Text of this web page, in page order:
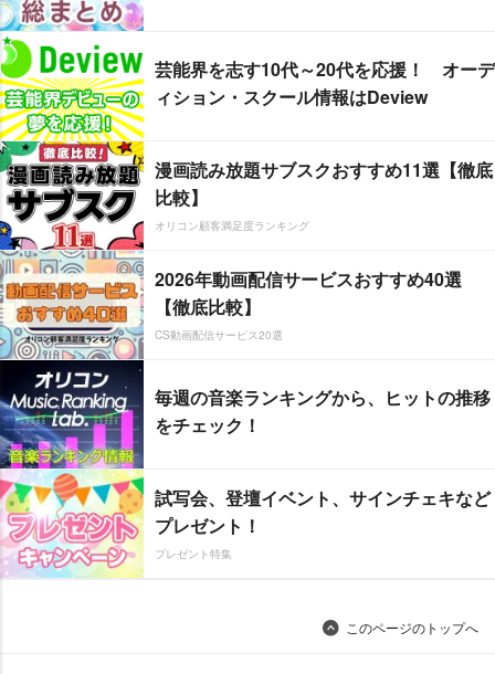
芸能界を志す10代～20代を応援！ オーデ
ィション・スクール情報はDeview
漫画読み放題サブスクおすすめ11選【徹底
比較】
オリコン顧客満足度ランキング
2026年動画配信サービスおすすめ40選
【徹底比較】
CS動画配信サービス20選
毎週の音楽ランキングから、ヒットの推移
をチェック！
試写会、登壇イベント、サインチェキなど
プレゼント！
プレゼント特集
このページのトップへ